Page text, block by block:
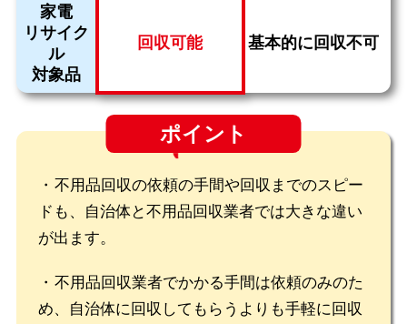
家電
リサイク
ル
対象品
回収可能 基本的に回収不可
ポイント
不用品回収の依頼の手間や回収までのスピー
ドも、自治体と不用品回収業者では大きな違い
が出ます。
不用品回収業者でかかる手間は依頼のみのた
め、自治体に回収してもらうよりも手軽に回収